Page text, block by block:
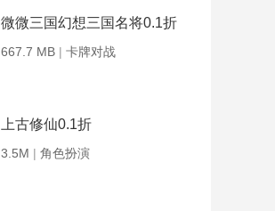
微微三国幻想三国名将0.1折
667.7 MB | 卡牌对战
上古修仙0.1折
3.5M | 角色扮演